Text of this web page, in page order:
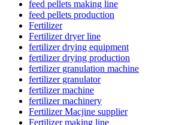
feed pellets making line
feed pellets production
Fertilizer
Fertilizer dryer line
fertilizer drying equipment
fertilizer drying production
fertilizer granulation machine
fertilizer granulator
fertilizer machine
fertilizer machinery
Fertilizer Macjine supplier
Fertilizer making line